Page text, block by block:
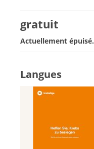
gratuit
Actuellement épuisé.
Langues